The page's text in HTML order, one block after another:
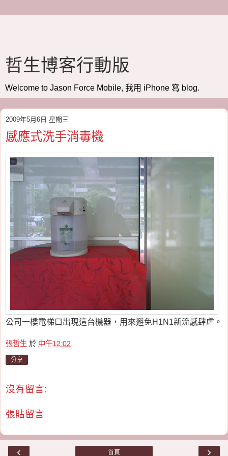
哲生博客行動版
Welcome to Jason Force Mobile, 我用 iPhone 寫 blog.
2009年5月6日 星期三
感應式洗手消毒機
公司一樓電梯口出現這台機器，用來避免H1N1新流感肆虐。
張哲生 於 中午12:02
分享
沒有留言:
張貼留言
‹ ›
首頁